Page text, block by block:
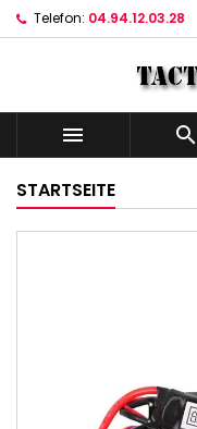
Telefon: 04.94.12.03.28
 
STARTSEITE